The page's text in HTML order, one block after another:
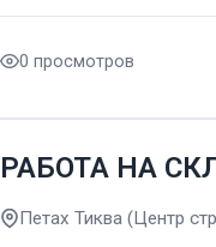
0 просмотров
РАБОТА НА
Петах Тиква (Центр